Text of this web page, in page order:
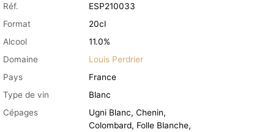
Réf.
ESP210033
Format
20cl
Alcool
11.0%
Domaine
Louis Perdrier
Pays
France
Type de vin
Blanc
Cépages
Ugni Blanc, Chenin,
Colombard, Folle Blanche,